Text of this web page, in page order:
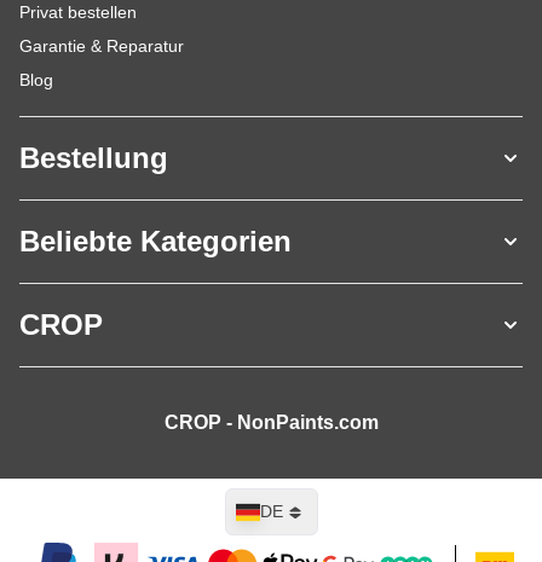
Privat bestellen
Garantie & Reparatur
Blog
Bestellung
Beliebte Kategorien
CROP
CROP - NonPaints.com
Sprache
DE